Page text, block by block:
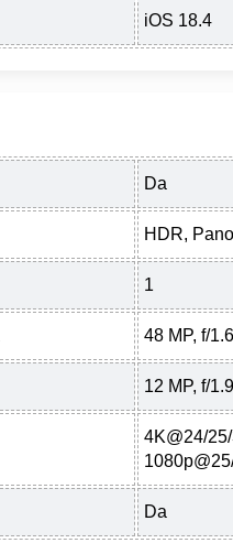
iOS 18.4
Da
HDR,
1
48 MP, f/
12 MP, f/
4K@24/
Da